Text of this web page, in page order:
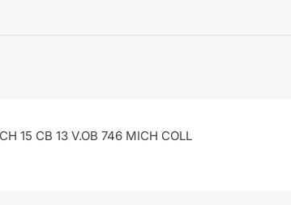
15 CB 13 V.OB 746 MICH COLL